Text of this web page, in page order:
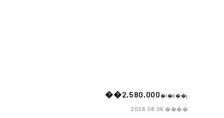
��2,580,000�i�ō��j
2026.08.06����